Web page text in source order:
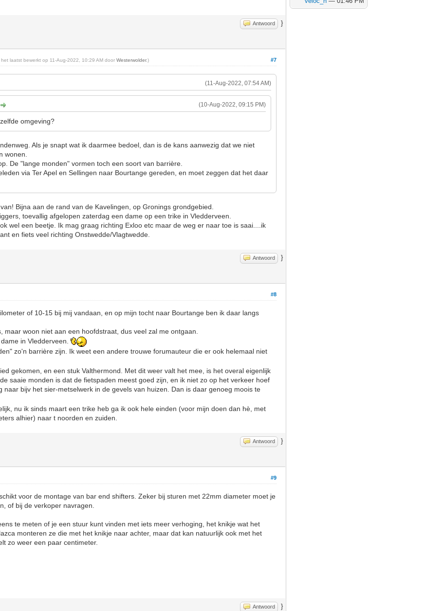
Antwoord }
#7
het laatst bewerkt op 11-Aug-2022, 10:29 AM doorWesterwolder.)
(11-Aug-2022, 07:54 AM)
(10-Aug-2022, 09:15 PM)
omgeving?
Als je snapt wat ik daarmee bedoel, dan is de kans aanwezig dat we niet
wonen.
De "lange monden" vormen toch een soort van barrière.
via Ter Apel en Sellingen naar Bourtange gereden, en moet zeggen dat het daar
Bijna aan de rand van de Kavelingen, op Gronings grondgebied.
toevallig afgelopen zaterdag een dame op een trike in Vledderveen.
wel een beetje. Ik mag graag richting Exloo etc maar de weg er naar toe is saai....ik
en fiets veel richting Onstwedde/Vlagtwedde.
Antwoord }
#8
of 10-15 bij mij vandaan, en op mijn tocht naar Bourtange ben ik daar langs
maar woon niet aan een hoofdstraat, dus veel zal me ontgaan.
in Vledderveen.
zo'n barrière zijn. Ik weet een andere trouwe forumauteur die er ook helemaal niet
gekomen, en een stuk Valthermond. Met dit weer valt het mee, is het overal eigenlijk
saaie monden is dat de fietspaden meest goed zijn, en ik niet zo op het verkeer hoef
naar bijv het sier-metselwerk in de gevels van huizen. Dan is daar genoeg moois te
nu ik sinds maart een trike heb ga ik ook hele einden (voor mijn doen dan hè, met
alhier) naar t noorden en zuiden.
Antwoord }
#9
voor de montage van bar end shifters. Zeker bij sturen met 22mm diameter moet je
of bij de verkoper navragen.
te meten of je een stuur kunt vinden met iets meer verhoging, het knikje wat het
monteren ze die met het knikje naar achter, maar dat kan natuurlijk ook met het
zo weer een paar centimeter.
Antwoord }